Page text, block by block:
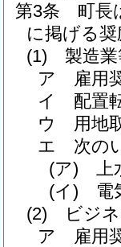
第3条
町長
に掲げる
(1)
製造
ア
雇用
イ
配置
ウ
用地
エ
次の
(ア)
上
(イ)
電
(2)
ビジ
ア
雇用